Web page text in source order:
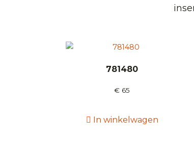
781480
€ 65
In winkelwagen